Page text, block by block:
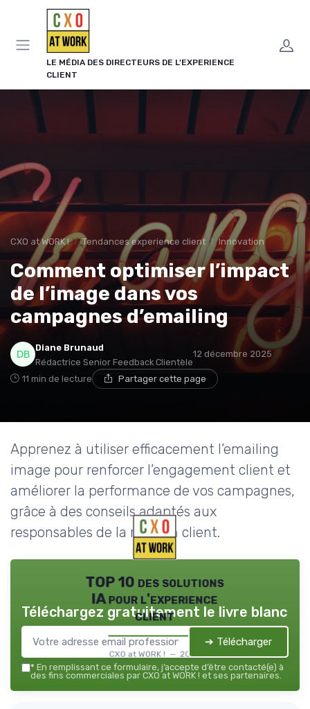
LE MÉDIA DES DIRECTEURS DE L'EXPERIENCE
CLIENT
CXO at WORK ! Tendances experience client Innovation
Comment optimiser l’impact
de l’image dans vos
campagnes d’emailing
Diane Brunaud
Rédactrice Senior Feedback Clientèle
12 décembre 2025
11 min de lecture Partager cette page
Apprenez à utiliser efficacement l’emailing
image pour renforcer l’engagement client et
améliorer la performance de vos campagnes,
grâce à des conseils adaptés aux
responsables de la relation client.
TOP 10 des solutions
IA pour l'experience
client
CXO at WORK ! — 2026
Téléchargez gratuitement le livre blanc
➔ Télécharger
* En remplissant ce formulaire, j’accepte d’être contacté(e) à
des fins commerciales par CXO at WORK ! et ses partenaires.
Panneau de gestion des cookies